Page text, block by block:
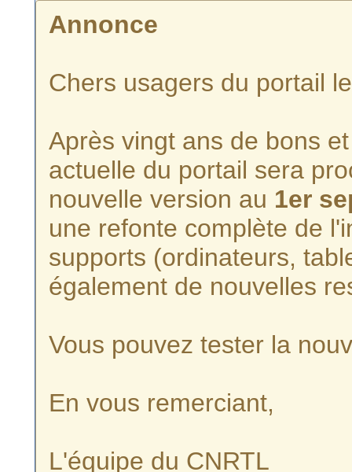
Annonce
Chers usagers du portail
Après vingt ans de bons
actuelle du portail sera
nouvelle version au 1er
une refonte complète de
supports (ordinateurs,
également de nouvelles
Vous pouvez tester la
En vous remerciant,
L'équipe du CNRTL